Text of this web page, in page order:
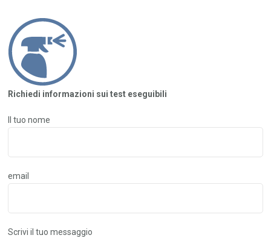
Richiedi informazioni sui test eseguibili
Il tuo nome
email
Scrivi il tuo messaggio